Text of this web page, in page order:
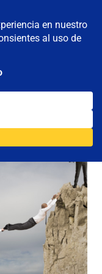
MENÚ